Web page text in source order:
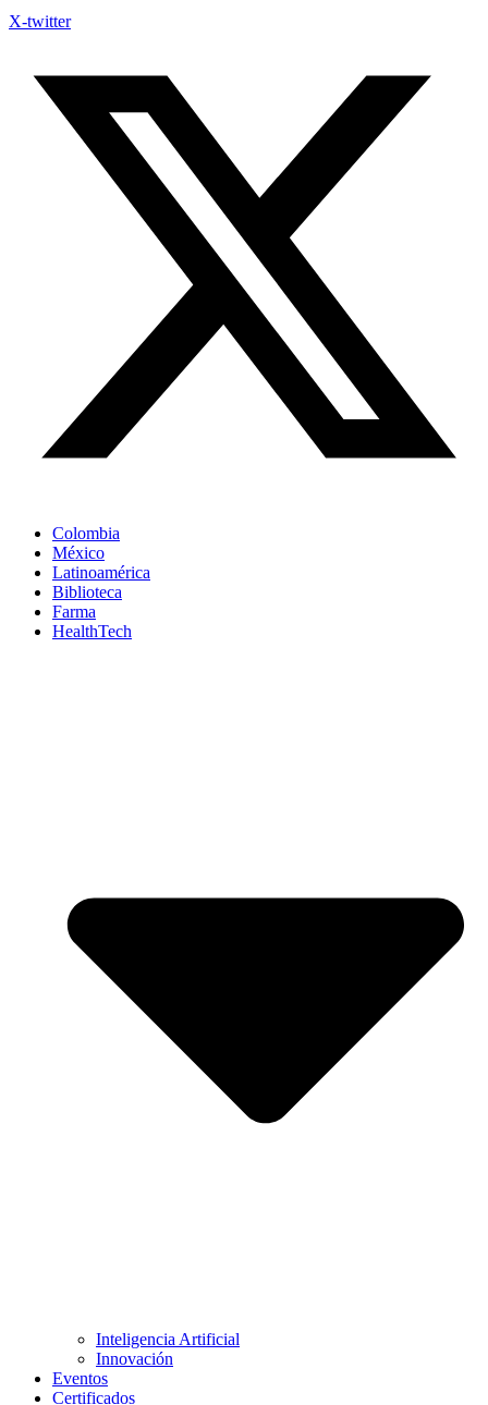
X-twitter
Colombia
México
Latinoamérica
Biblioteca
Farma
HealthTech
Inteligencia Artificial
Innovación
Eventos
Certificados